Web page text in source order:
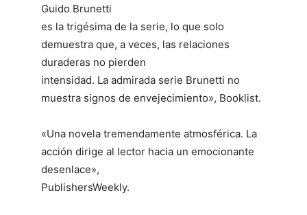
Guido Brunetti
es la trigésima de la serie, lo que solo
demuestra que, a veces, las relaciones
duraderas no pierden
intensidad. La admirada serie Brunetti no
muestra signos de envejecimiento», Booklist.
«Una novela tremendamente atmosférica. La
acción dirige al lector hacia un emocionante
desenlace»,
PublishersWeekly.